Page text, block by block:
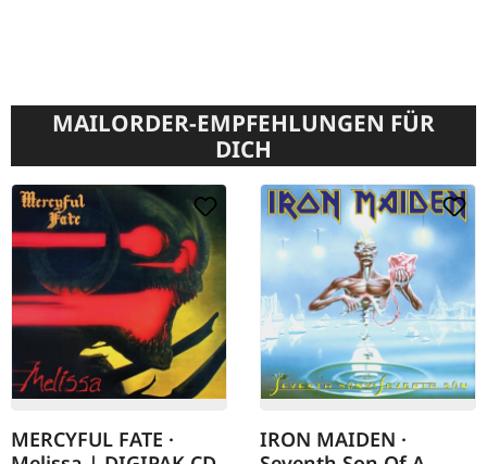
MAILORDER-EMPFEHLUNGEN FÜR
DICH
MERCYFUL FATE ·
IRON MAIDEN ·